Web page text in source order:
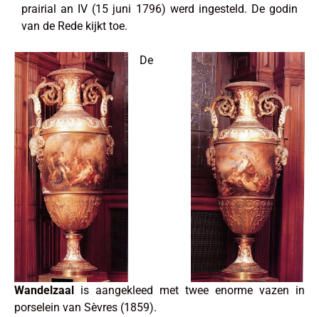
prairial an IV (15 juni 1796) werd ingesteld. De godin
van de Rede kijkt toe.
De
Wandelzaal is aangekleed met twee enorme vazen in
porselein van Sèvres (1859).